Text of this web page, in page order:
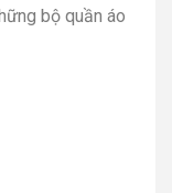
bộ quần áo